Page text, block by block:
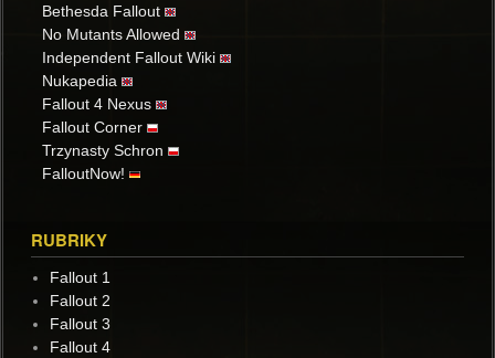
Bethesda Fallout
No Mutants Allowed
Independent Fallout Wiki
Nukapedia
Fallout 4 Nexus
Fallout Corner
Trzynasty Schron
FalloutNow!
RUBRIKY
Fallout 1
Fallout 2
Fallout 3
Fallout 4